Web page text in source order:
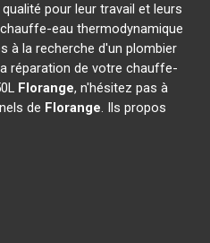
pour leur travail et leurs
eau thermodynamique
à la recherche d'un plombier
réparation de votre chauffe-
Florange, n'hésitez pas à
de Florange. Ils propos